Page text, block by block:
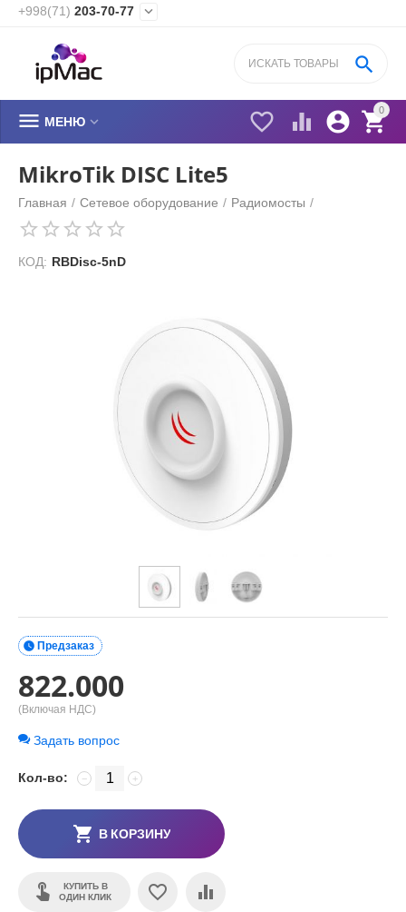
+998(71) 203-70-77 
0


 

 МЕНЮ 
MikroTik DISC Lite5
Главная / Сетевое оборудование / Радиомосты /
КОД: RBDisc-5nD
Предзаказ

822.000
(Включая НДС)
Задать вопрос
Кол-во: +
−
В КОРЗИНУ
КУПИТЬ В
ОДИН КЛИК